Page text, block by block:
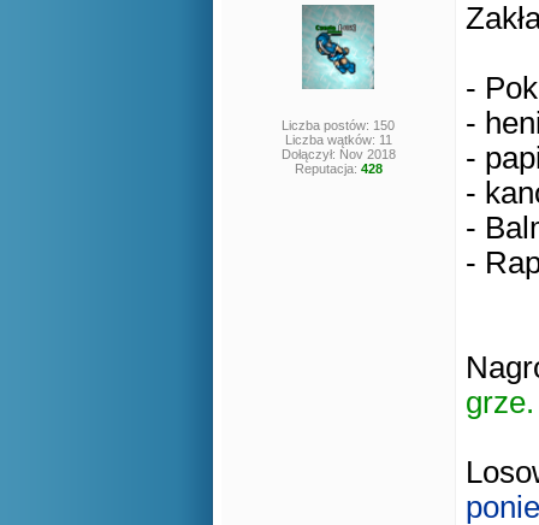
Liczba postów: 150
Liczba wątków: 11
Dołączył: Nov 2018
Reputacja: 428
-
-
-
-
-
-
grze.